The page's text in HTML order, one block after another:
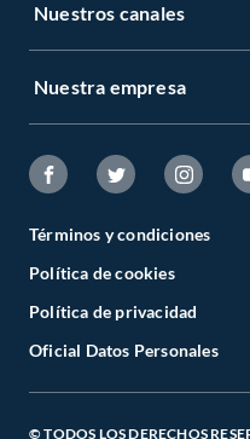
Nuestros canales
Nuestra empresa
Términos y condiciones
Política de cookies
Política de privacidad
Oficial Datos Personales
© TODOS LOS DERECHOS